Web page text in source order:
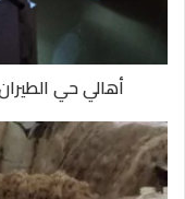
أهالي حي